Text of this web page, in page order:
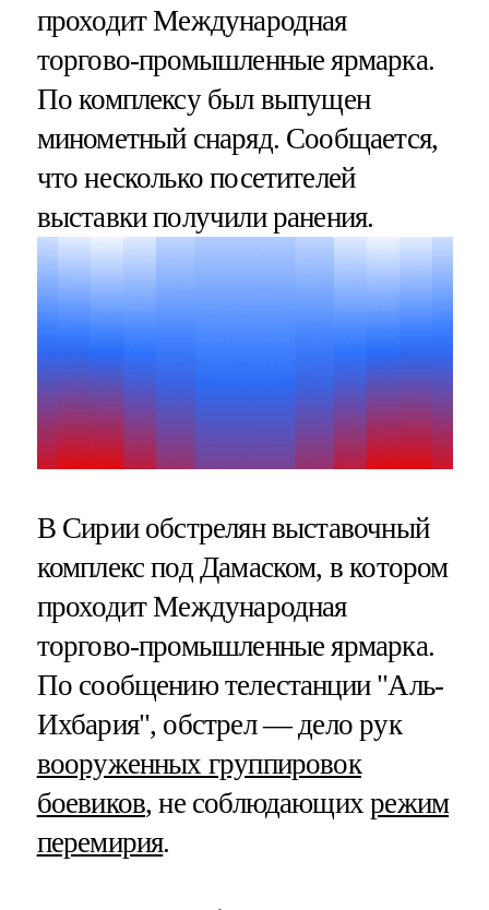
проходит Международная
торгово-промышленные ярмарка.
По комплексу был выпущен
минометный снаряд. Сообщается,
что несколько посетителей
выставки получили ранения.
В Сирии обстрелян выставочный
комплекс под Дамаском, в котором
проходит Международная
торгово-промышленные ярмарка.
По сообщению телестанции "Аль-
Ихбария", обстрел — дело рук
вооруженных группировок
боевиков, не соблюдающихрежим
перемирия.